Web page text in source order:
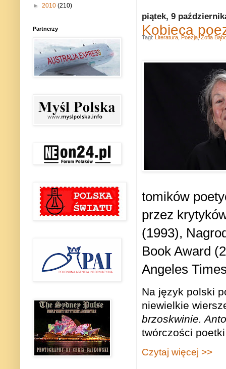
piątek, 9
Kobieca
tomików
przez
(1993),
Book Award
Angeles
Na język polski
niewielkie
brzoskwinie.
twórczości
Czytaj więcej >>
Tagi: Literatura Poezja,Zofia
► 2010 (210)
Partnerzy